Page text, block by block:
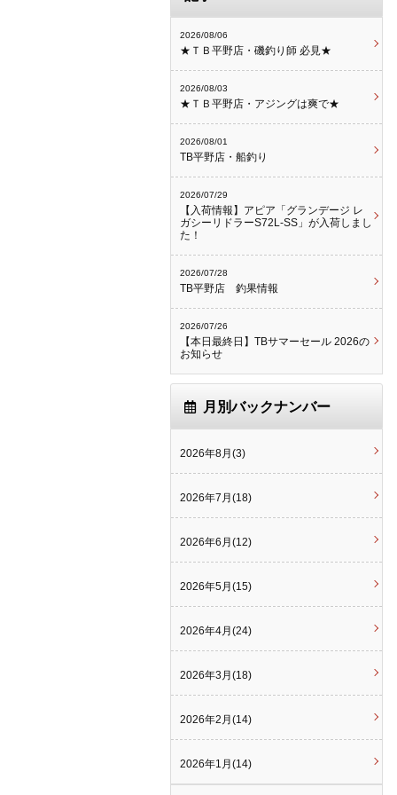
2026/08/06
★ＴＢ平野店・磯釣り師 必見★
2026/08/03
★ＴＢ平野店・アジングは爽で★
2026/08/01
TB平野店・船釣り
2026/07/29
【入荷情報】アピア「グランデージ レ
ガシーリドラーS72L-SS」が入荷しまし
た！
2026/07/28
TB平野店 釣果情報
2026/07/26
【本日最終日】TBサマーセール 2026の
お知らせ
月別バックナンバー
2026年8月(3)
2026年7月(18)
2026年6月(12)
2026年5月(15)
2026年4月(24)
2026年3月(18)
2026年2月(14)
2026年1月(14)